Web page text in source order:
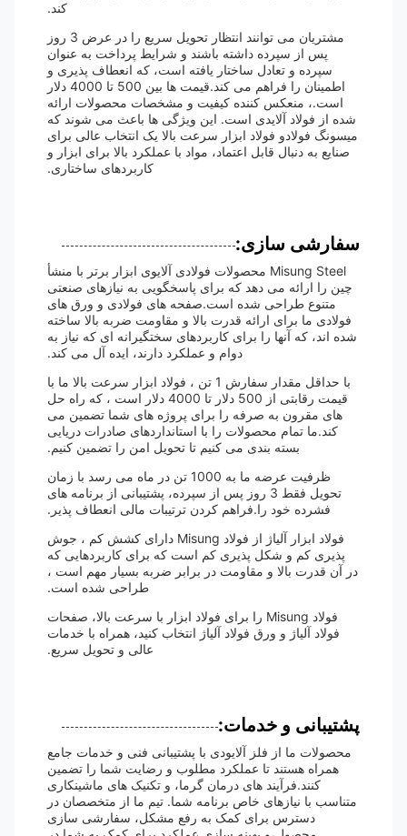
مشتریان می توانند انتظار تحویل سریع را در عرض 3 روز
پس از سپرده داشته باشند و شرایط پرداخت به عنوان
سپرده و تعادل ساختار یافته است، که انعطاف پذیری و
اطمینان را فراهم می کند.قیمت ها بین 500 تا 4000 دلار
است.، منعکس کننده کیفیت و مشخصات محصولات ارائه
شده از فولاد آلایدی است. این ویژگی ها باعث می شوند که
میسونگ فولادو فولاد ابزار سرعت بالا یک انتخاب عالی برای
صنایع به دنبال قابل اعتماد، مواد با عملکرد بالا برای ابزار و
کاربردهای ساختاری.
سفارشی سازی:
Misung Steel محصولات فولادی آلایوی ابزار برتر با منشأ
چین را ارائه می دهد که برای پاسخگویی به نیازهای صنعتی
متنوع طراحی شده است.صفحه های فولادی و ورق های
فولادی ما برای ارائه قدرت بالا و مقاومت ضربه بالا ساخته
شده اند، که آنها را برای کاربردهای سختگیرانه ای که نیاز به
دوام و عملکرد دارند، ایده آل می کند.
با حداقل مقدار سفارش 1 تن ، فولاد ابزار سرعت بالا ما با
قیمت رقابتی از 500 دلار تا 4000 دلار است ، که راه حل
های مقرون به صرفه را برای پروژه های شما تضمین می
کند.ما تمام محصولات را با استانداردهای صادرات دریایی
بسته بندی می کنیم تا تحویل امن را تضمین کنیم.
ظرفیت عرضه ما به 1000 تن در ماه می رسد با زمان
تحویل فقط 3 روز پس از سپرده، پشتیبانی از برنامه های
فشرده خود را.فراهم کردن ترتیبات مالی انعطاف پذیر.
فولاد ابزار آلیاژ از فولاد Misung دارای کشش کم ، جوش
پذیری کم و شکل پذیری کم است که برای کاربردهایی که
در آن قدرت بالا و مقاومت در برابر ضربه بسیار مهم است ،
طراحی شده است.
فولاد Misung را برای فولاد ابزار با سرعت بالا، صفحات
فولاد آلیاژ و ورق فولاد آلیاژ انتخاب کنید، همراه با خدمات
عالی و تحویل سریع.
پشتیبانی و خدمات:
محصولات ما از فلز آلایودی با پشتیبانی فنی و خدمات جامع
همراه هستند تا عملکرد مطلوب و رضایت شما را تضمین
کنند.فرآیند های درمان گرما، و تکنیک های ماشینکاری
متناسب با نیازهای خاص برنامه شما. تیم ما از متخصصان در
دسترس برای کمک به رفع مشکل، سفارشی سازی